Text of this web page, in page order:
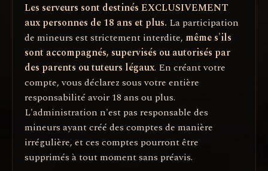
Les serveurs sont destinés EXCLUSIVEMENT
aux personnes de 18 ans et plus. La participation
de mineurs est strictement interdite, même s'ils
sont accompagnés, supervisés ou autorisés par
des parents ou tuteurs légaux. En créant votre
compte, vous déclarez sous votre entière
responsabilité avoir 18 ans ou plus.
L'administration n'est pas responsable des
mineurs ayant créé des comptes de manière
irrégulière, et ces comptes pourront être
supprimés à tout moment sans préavis.